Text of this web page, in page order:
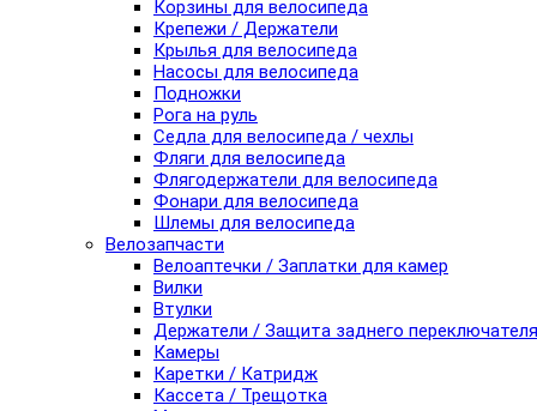
Корзины для велосипеда
Крепежи / Держатели
Крылья для велосипеда
Насосы для велосипеда
Подножки
Рога на руль
Седла для велосипеда / чехлы
Фляги для велосипеда
Флягодержатели для велосипеда
Фонари для велосипеда
Шлемы для велосипеда
Велозапчасти
Велоаптечки / Заплатки для камер
Вилки
Втулки
Держатели / Защита заднего переключателя
Камеры
Каретки / Катридж
Кассета / Трещотка